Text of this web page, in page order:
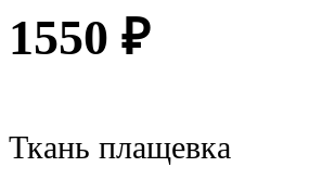
1550 ₽
Ткань плащевка